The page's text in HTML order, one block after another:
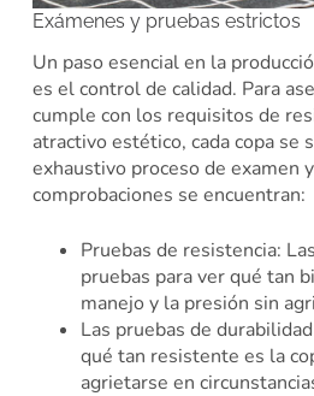
Exámenes y pruebas estrictos
Un paso esencial en la
es el control de calidad. Para
cumple con los requisitos de
atractivo estético, cada copa se
exhaustivo proceso de examen
comprobaciones se encuentran:
Pruebas de resistencia:
pruebas para ver qué tan
manejo y la presión sin
Las pruebas de
qué tan resistente es la
agrietarse en